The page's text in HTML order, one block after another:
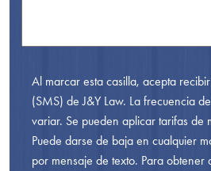
Al marcar esta casilla, acepta
(SMS) de J&Y Law. La frecuencia
variar. Se pueden aplicar tarifas de
Puede darse de baja en cualquier
por mensaje de texto. Para obtener